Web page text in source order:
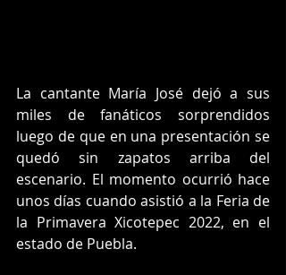
La cantante María José dejó a sus
miles de fanáticos sorprendidos
luego de que en una presentación se
quedó sin zapatos arriba del
escenario. El momento ocurrió hace
unos días cuando asistió a la Feria de
la Primavera Xicotepec 2022, en el
estado de Puebla.